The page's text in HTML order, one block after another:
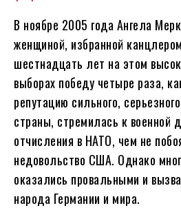
В ноябре 2005 года Ангела
женщиной, избранной
шестнадцать лет на этом
выборах победу четыре раза,
репутацию сильного,
страны, стремилась к военной
отчисления в НАТО, чем не
недовольство США. Однако
оказались провальными и
народа Германии и мира.